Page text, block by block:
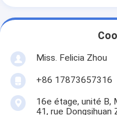
Miss. Felicia Zhou
+86 17873657316
16e étage, unité B,
41, rue Dongsihuan